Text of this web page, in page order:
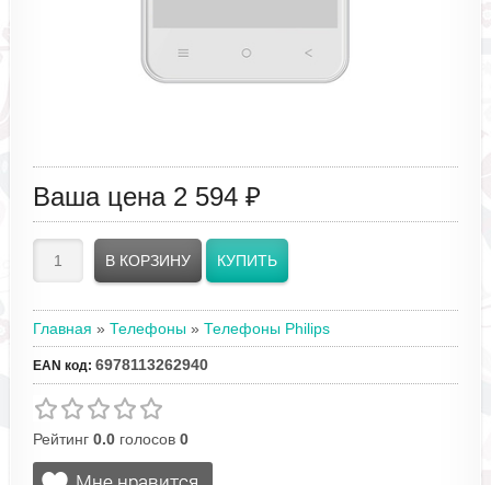
Ваша цена 2 594 ₽
Главная » Телефоны » Телефоны Philips
EAN код: 6978113262940
Рейтинг 0.0голосов 0